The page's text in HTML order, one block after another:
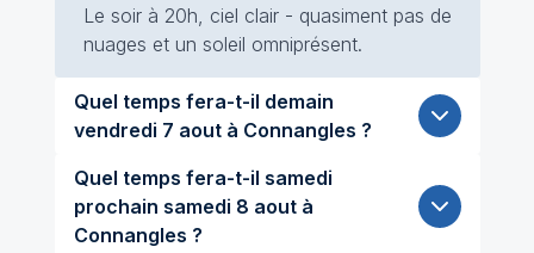
Le soir à 20h, ciel clair - quasiment pas de
nuages et un soleil omniprésent.
Quel temps fera-t-il demain
vendredi 7 aout à Connangles ?
Quel temps fera-t-il samedi
prochain samedi 8 aout à
Connangles ?